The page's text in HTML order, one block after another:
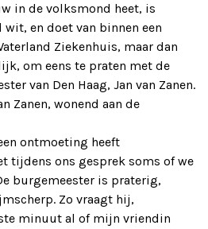
in de volksmond heet, is
en doet van binnen een
Ziekenhuis, maar dan
om eens te praten met de
van Den Haag, Jan van Zanen.
Zanen, wonend aan de
ontmoeting heeft
tijdens ons gesprek soms of we
burgemeester is praterig,
Zo vraagt hij,
minuut al of mijn vriendin